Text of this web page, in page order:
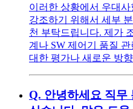
이러한 상황에서 우대
강조하기 위해서 세부
천 부탁드립니다. 제가
계나 SW 제어기 품질
대한 평가나 새로운 방
Q. 안녕하세요 직무